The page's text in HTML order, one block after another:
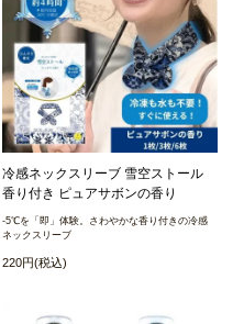
冷感ネックスリーブ 雪空ストール
香り付き ピュアサボンの香り
-5℃を「即」体験。さわやかな香り付きの冷感
ネックスリーブ
220円(税込)